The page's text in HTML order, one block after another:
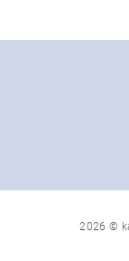
2026 ©